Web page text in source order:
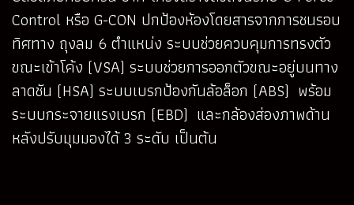
Control หรือ G-CON ปกป้องห้องโดยสารจากการชนรอบ
ทิศทาง ถุงลม 6 ตำแหน่ง ระบบช่วยควบคุมการทรงตัว
ขณะเข้าโค้ง (VSA) ระบบช่วยการออกตัวขณะอยู่บนทาง
ลาดชัน (HSA) ระบบเบรกป้องกันล้อล็อก (ABS) พร้อม
ระบบกระจายแรงเบรก (EBD) และกล้องส่องภาพด้าน
หลังปรับมุมมองได้ 3 ระดับ เป็นต้น